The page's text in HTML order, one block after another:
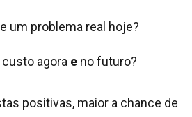
um problema real hoje?
agora e no futuro?
positivas, maior a chance de